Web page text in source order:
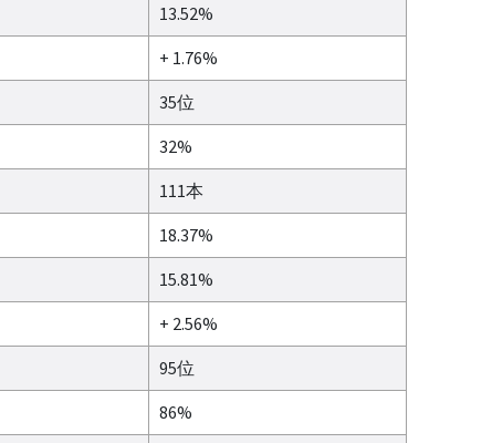
13.52%
+ 1.76%
35位
32%
111本
18.37%
15.81%
+ 2.56%
95位
86%